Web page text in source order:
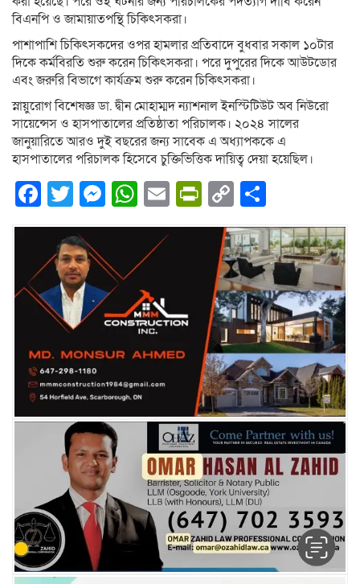
বিএনপি ও জামায়াতপন্থি চিকিৎসকরা।
পাশাপাশি চিকিৎসকদের ওপর হামলার প্রতিবাদে বুধবার সকাল ১০টার
দিকে কর্মবিরতি শুরু করেন চিকিৎসকরা। পরে দুপুরের দিকে আউটডোর
এবং জরুরি বিভাগে কার্যক্রম শুরু করেন চিকিৎসকরা।
স্নায়ুরোগ বিশেষজ্ঞ ডা. দ্বীন মোহাম্মদ ন্যাশনাল ইনস্টিটিউট অব নিউরো
সায়েন্সেস ও হাসপাতালের প্রতিষ্ঠাতা পরিচালক। ২০২৪ সালের
জানুয়ারিতে আরও দুই বছরের জন্য সাবেক এ অধ্যাপককে এ
হাসপাতালের পরিচালক হিসেবে চুক্তিভিত্তিক দায়িত্ব দেয়া হয়েছিল।
Facebook
Twitter
Messenger
WhatsApp
EmailPrintFriendly
Copy
Link